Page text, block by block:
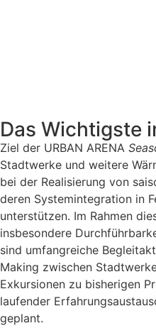
Das Wichtigste
Ziel der URBAN ARENA
Stadtwerke und weitere
bei der Realisierung von
deren Systemintegration in
unterstützen. Im Rahmen
insbesondere
sind umfangreiche
Making zwischen
Exkursionen zu bisherigen
laufender
geplant.